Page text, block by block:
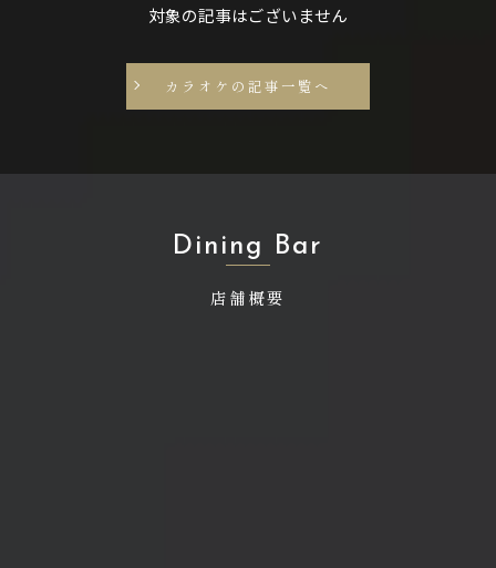
対象の記事はございません
カラオケの記事一覧へ
店舗概要
Dining Bar